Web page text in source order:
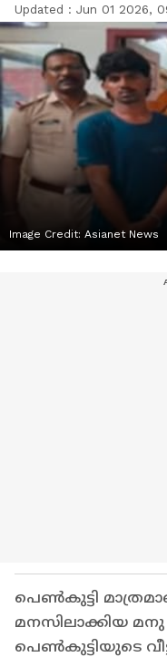
Updated : Jun 01 2026,
Image Credit: Asianet News
പെൺകുട്ടി
മനസിലാക്കിയ
പെൺകുട്ടിയുടെ